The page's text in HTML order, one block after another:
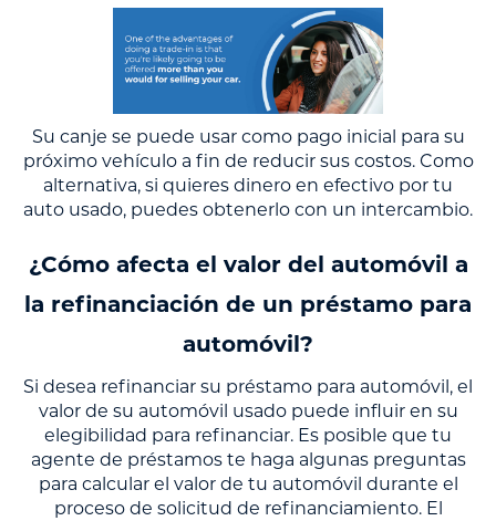
Su canje se puede usar como pago inicial para su
próximo vehículo a fin de reducir sus costos. Como
alternativa, si quieres dinero en efectivo por tu
auto usado, puedes obtenerlo con un intercambio.
¿Cómo afecta el valor del automóvil a
la refinanciación de un préstamo para
automóvil?
Si desea refinanciar su préstamo para automóvil, el
valor de su automóvil usado puede influir en su
elegibilidad para refinanciar. Es posible que tu
agente de préstamos te haga algunas preguntas
para calcular el valor de tu automóvil durante el
proceso de solicitud de refinanciamiento. El